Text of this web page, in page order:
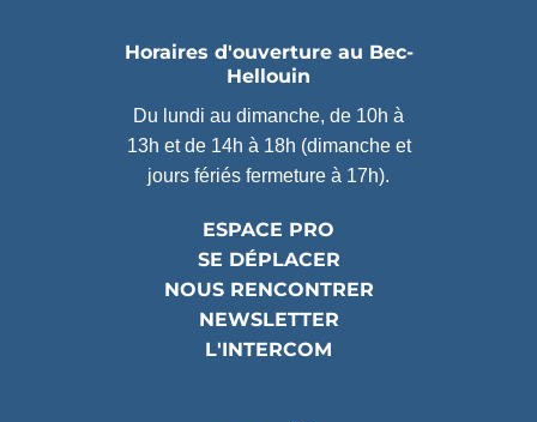
Horaires d'ouverture au Bec-
Hellouin
Du lundi au dimanche, de 10h à
13h et de 14h à 18h (dimanche et
jours fériés fermeture à 17h).
ESPACE PRO
SE DÉPLACER
NOUS RENCONTRER
NEWSLETTER
L'INTERCOM